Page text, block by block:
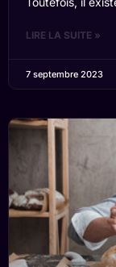
LIRE LA SUITE »
7 septembre 2023